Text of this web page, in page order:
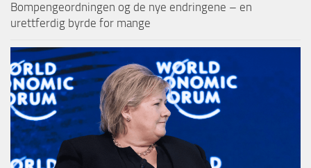
Bompengeordningen og de nye endringene – en
urettferdig byrde for mange